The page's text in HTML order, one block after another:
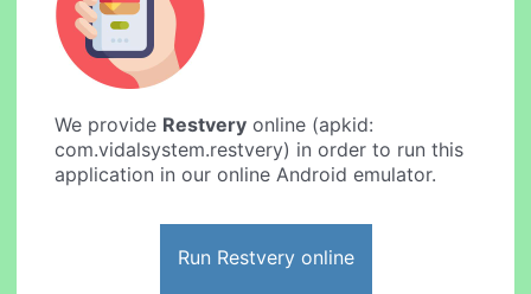
We provide Restvery online (apkid:
com.vidalsystem.restvery) in order to run this
application in our online Android emulator.
Run Restvery online